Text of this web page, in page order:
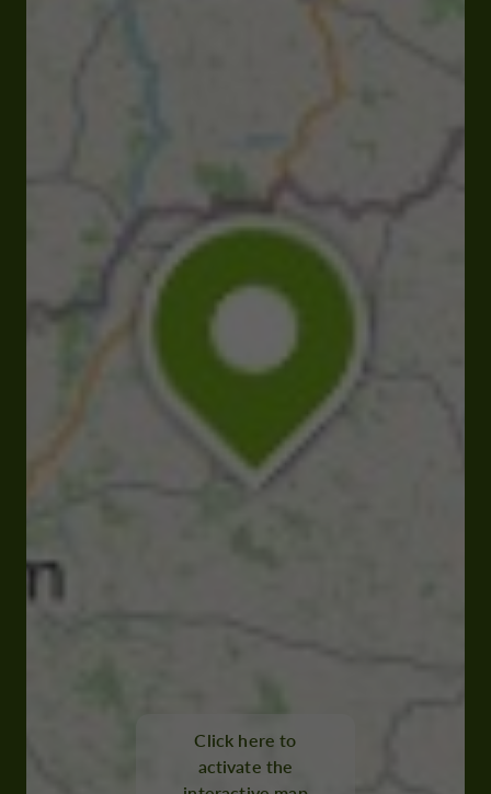
Click here to
activate the